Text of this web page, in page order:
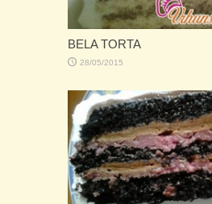
TORTA KOJA SE NE PEČE
16/01/2015